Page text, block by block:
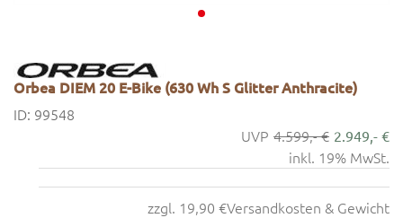
Orbea DIEM 20 E-Bike (630 Wh S Glitter Anthracite)
ID: 99548
4.599,- € 2.949,- €
inkl. 19% MwSt.
zzgl. 19,90 €Versandkosten & Gewicht